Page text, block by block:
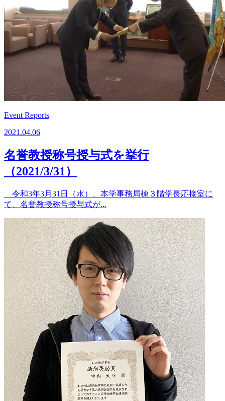
Event Reports
2021.04.06
名誉教授称号授与式を挙行
（2021/3/31）
令和3年3月31日（水）、本学事務局棟３階学長応接室に
て、名誉教授称号授与式が...